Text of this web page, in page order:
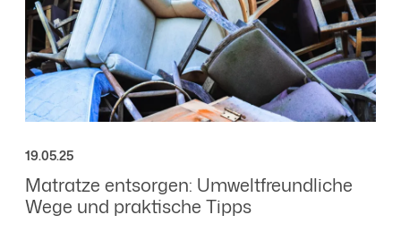
19.05.25
Matratze entsorgen: Umweltfreundliche
Wege und praktische Tipps